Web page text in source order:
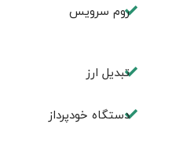
روم سرويس
تبديل ارز
دستگاه خودپرداز